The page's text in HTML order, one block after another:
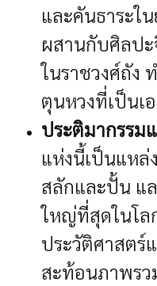
และคันธาระใ
ผสานกับศิลป
ในราชวงศ์ถัง
ตุนหวงที่เป็นเ
ประติมากรรม
แห่งนี้เป็นแหล่
สลักและปั้น แ
ใหญ่ที่สุดในโล
ประวัติศาสตร์
สะท้อนภาพรว